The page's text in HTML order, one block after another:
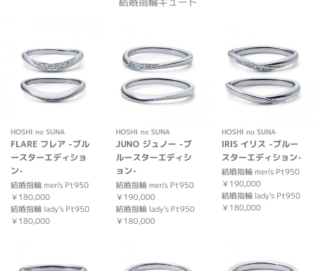
HOSHI no SUNA
FLARE フレア -ブル
ースターエディショ
ン-
結婚指輪 men's Pt950
￥180,000
結婚指輪 lady's Pt950
￥180,000
HOSHI no SUNA
JUNO ジュノー -ブ
ルースターエディシ
ョン-
結婚指輪 men's Pt950
￥190,000
結婚指輪 lady's Pt950
￥180,000
HOSHI no SUNA
IRIS イリス -ブルー
スターエディション-
結婚指輪 men's Pt950
￥190,000
結婚指輪 lady's Pt950
￥180,000